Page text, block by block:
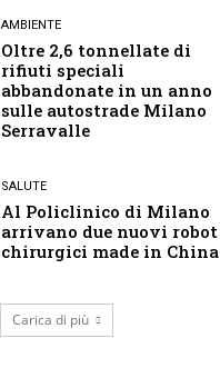
AMBIENTE
Oltre 2,6 tonnellate di
rifiuti speciali
abbandonate in un anno
sulle autostrade Milano
Serravalle
SALUTE
Al Policlinico di Milano
arrivano due nuovi robot
chirurgici made in China
Carica di più